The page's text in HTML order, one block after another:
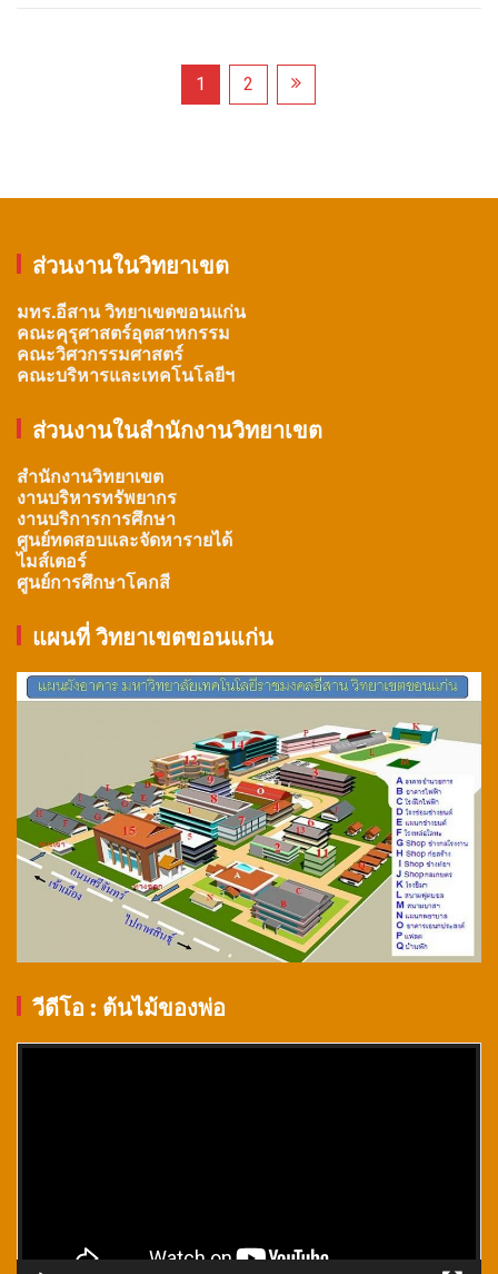
1 2
ส่วนงานในวิทยาเขต
มทร.อีสาน วิทยาเขตขอนแก่น
คณะคุรุศาสตร์อุตสาหกรรม
คณะวิศวกรรมศาสตร์
คณะบริหารและเทคโนโลยีฯ
ส่วนงานในสำนักงานวิทยาเขต
สำนักงานวิทยาเขต
งานบริหารทรัพยากร
งานบริการการศึกษา
ศูนย์ทดสอบและจัดหารายได้
ไมส์เตอร์
ศูนย์การศึกษาโคกสี
แผนที่ วิทยาเขตขอนแก่น
วีดีโอ : ต้นไม้ของพ่อ
ตัว